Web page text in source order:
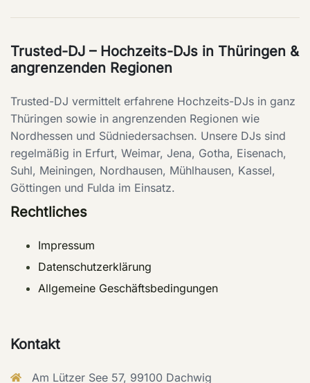
Trusted-DJ – Hochzeits-DJs in Thüringen &
angrenzenden Regionen
Trusted-DJ vermittelt erfahrene Hochzeits-DJs in ganz
Thüringen sowie in angrenzenden Regionen wie
Nordhessen und Südniedersachsen. Unsere DJs sind
regelmäßig in Erfurt, Weimar, Jena, Gotha, Eisenach,
Suhl, Meiningen, Nordhausen, Mühlhausen, Kassel,
Göttingen und Fulda im Einsatz.
Rechtliches
Impressum
Datenschutzerklärung
Allgemeine Geschäftsbedingungen
Kontakt
Am Lützer See 57, 99100 Dachwig